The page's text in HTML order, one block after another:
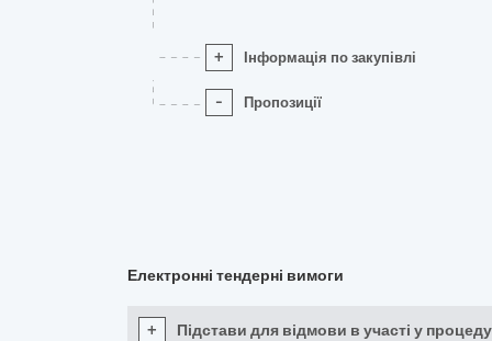
+ Інформація по закупівлі
- Пропозиції
Електронні тендерні вимоги
+ Підстави для відмови в участі у